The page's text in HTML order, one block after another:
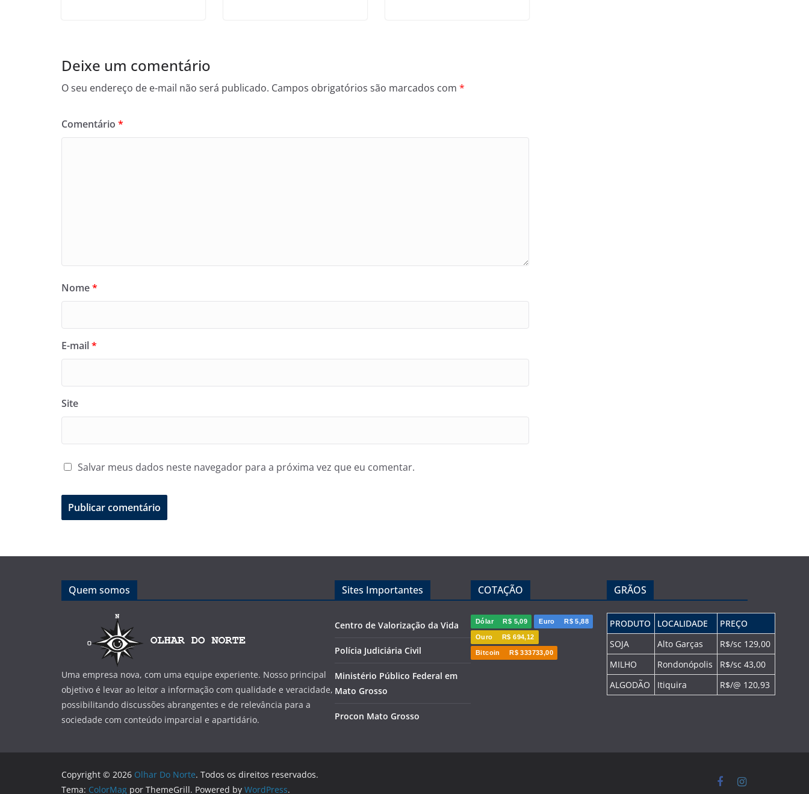
Deixe um comentário
O seu endereço de e-mail não será publicado. Campos obrigatórios são marcados com *
Comentário *
Nome*
E-mail*
Site
Salvar meus dados neste navegador para a próxima vez que eu comentar.
Quem somos
Uma empresa nova, com uma equipe experiente. Nosso principal
objetivo é levar ao leitor a informação com qualidade e veracidade,
possibilitando discussões abrangentes e de relevância para a
sociedade com conteúdo imparcial e apartidário.
Sites Importantes
Centro de Valorização da Vida
Polícia Judiciária Civil
Ministério Público Federal em
Mato Grosso
Procon Mato Grosso
COTAÇÃO
Dólar R$ 5,09 Euro R$ 5,88
Ouro R$ 694,12
Bitcoin R$ 333733,00
GRÃOS
PRODUTO LOCALIDADE
PREÇO
SOJA
Alto Garças
R$/sc 129,00
MILHO
Rondonópolis
R$/sc 43,00
ALGODÃO
Itiquira R$/@ 120,93
Copyright © 2026 Olhar Do Norte. Todos os direitos reservados.
Tema: ColorMag por ThemeGrill. Powered by WordPress.